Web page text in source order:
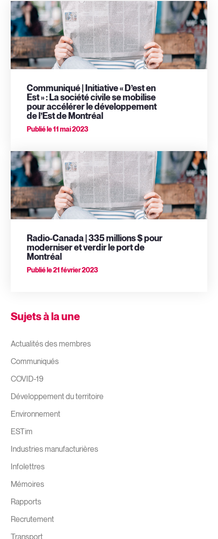
Communiqué | Initiative « D’est en
Est » : La société civile se mobilise
pour accélérer le développement
de l’Est de Montréal
Publié le11 mai 2023
Radio-Canada | 335 millions $ pour
moderniser et verdir le port de
Montréal
Publié le21 février 2023
Sujets à la une
Actualités des membres
Communiqués
COVID-19
Développement du territoire
Environnement
ESTim
Industries manufacturières
Infolettres
Mémoires
Rapports
Recrutement